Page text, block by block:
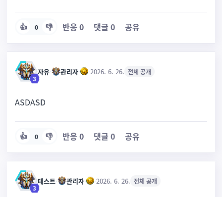
👍 0 👎 반응 0 댓글 0 공유
3
자유· 관리자· ·2026. 6. 26. 전체 공개
ASDASD
👍 0 👎 반응 0 댓글 0 공유
3
테스트· 관리자· ·2026. 6. 26. 전체 공개